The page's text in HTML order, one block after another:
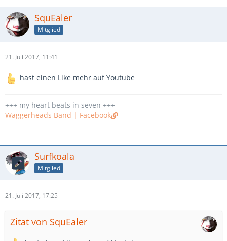
SquEaler
Mitglied
21. Juli 2017, 11:41
hast einen Like mehr auf Youtube
+++ my heart beats in seven +++
Waggerheads Band | Facebook
Surfkoala
Mitglied
21. Juli 2017, 17:25
Zitat von SquEaler